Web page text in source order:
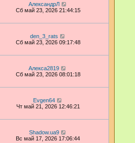
АлександрЛ
Сб май 23, 2026 21:44:15
den_3_rats
Сб май 23, 2026 09:17:48
Алекса2819
Сб май 23, 2026 08:01:18
Evgen64
Чт май 21, 2026 12:46:21
Shadow.ua9
Вс май 17, 2026 17:06:44